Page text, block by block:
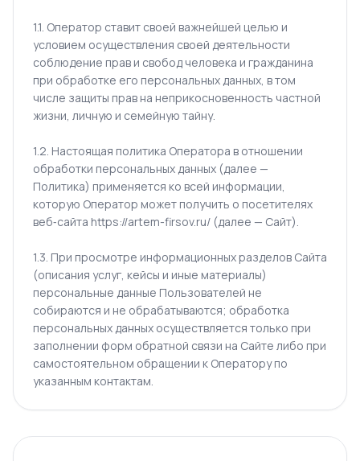
1.1. Оператор ставит своей важнейшей целью и
условием осуществления своей деятельности
соблюдение прав и свобод человека и гражданина
при обработке его персональных данных, в том
числе защиты прав на неприкосновенность частной
жизни, личную и семейную тайну.
1.2. Настоящая политика Оператора в отношении
обработки персональных данных (далее —
Политика) применяется ко всей информации,
которую Оператор может получить о посетителях
веб‑сайта https://artem-firsov.ru/ (далее — Сайт).
1.3. При просмотре информационных разделов Сайта
(описания услуг, кейсы и иные материалы)
персональные данные Пользователей не
собираются и не обрабатываются; обработка
персональных данных осуществляется только при
заполнении форм обратной связи на Сайте либо при
самостоятельном обращении к Оператору по
указанным контактам.